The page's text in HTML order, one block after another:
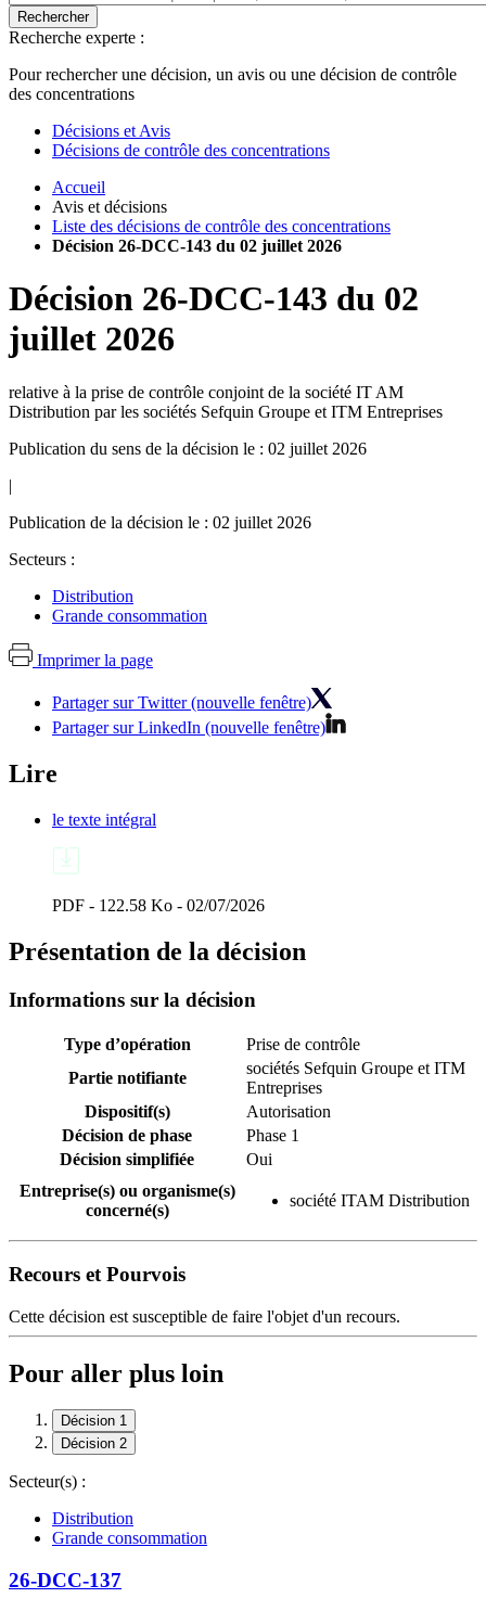
Rechercher
Recherche experte :
Pour rechercher une décision, un avis ou une décision de contrôle
des concentrations
Décisions et Avis
Décisions de contrôle des concentrations
Accueil
Avis et décisions
Liste des décisions de contrôle des concentrations
Décision 26-DCC-143 du 02 juillet 2026
Décision 26-DCC-143 du 02
juillet 2026
relative à la prise de contrôle conjoint de la société IT AM
Distribution par les sociétés Sefquin Groupe et ITM Entreprises
Publication du sens de la décision le : 02 juillet 2026
|
Publication de la décision le : 02 juillet 2026
Secteurs :
Distribution
Grande consommation
Imprimer la page
Partager sur Twitter (nouvelle fenêtre)
Partager sur LinkedIn (nouvelle fenêtre)
Lire
le texte intégral
PDF - 122.58 Ko - 02/07/2026
Présentation de la décision
Informations sur la décision
Type d’opération
Prise de contrôle
Partie notifiante
sociétés Sefquin Groupe et ITM
Entreprises
Dispositif(s)
Autorisation
Décision de phase
Phase 1
Décision simplifiée
Oui
Entreprise(s) ou organisme(s)
concerné(s)
société ITAM Distribution
Recours et Pourvois
Cette décision est susceptible de faire l'objet d'un recours.
Pour aller plus loin
Décision 1
Décision 2
Secteur(s) :
Distribution
Grande consommation
26-DCC-137